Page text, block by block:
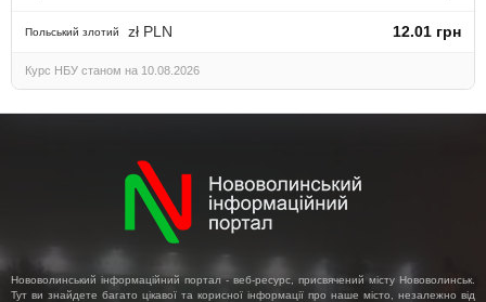
Польський злотий zł PLN 12.01 грн
Курс НБУ станом на 10.08.2026
Нововолинський інформаційний портал - веб-ресурс, присвячений місту Нововолинськ.
Тут ви знайдете багато цікавої та корисної інформації про наше місто, незалежно від